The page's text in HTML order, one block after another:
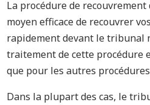
La procédure de recouvrement
moyen efficace de recouvrer
rapidement devant le tribunal
traitement de cette procédure
que pour les autres
Dans la plupart des cas, le